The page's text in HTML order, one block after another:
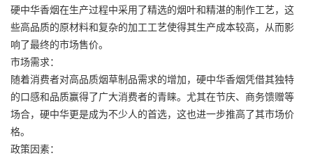
硬中华香烟在生产过程中采用了精选的烟叶和精湛的制作工艺，这
些高品质的原材料和复杂的加工工艺使得其生产成本较高，从而影
响了最终的市场售价。
市场需求：
随着消费者对高品质烟草制品需求的增加，硬中华香烟凭借其独特
的口感和品质赢得了广大消费者的青睐。尤其在节庆、商务馈赠等
场合，硬中华更是成为不少人的首选，这也进一步推高了其市场价
格。
政策因素：